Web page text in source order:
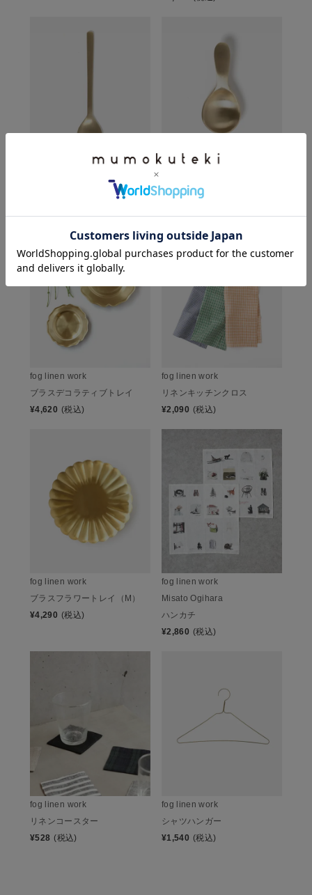
ブラスデザートスプーン
ブラスティーキャディスプーン
fog linen work
ブラスデコラティブトレイ
¥4,620 (税込)
fog linen work
リネンキッチンクロス
¥2,090 (税込)
fog linen work
ブラスフラワートレイ（M）
¥4,290 (税込)
fog linen work
Misato Ogihara
ハンカチ
¥2,860 (税込)
fog linen work
リネンコースター
¥528 (税込)
fog linen work
シャツハンガー
¥1,540 (税込)